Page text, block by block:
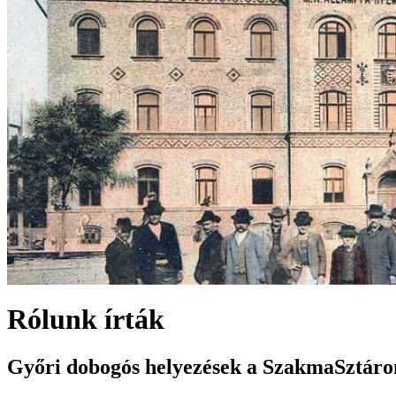
Rólunk írták
Győri dobogós helyezések a